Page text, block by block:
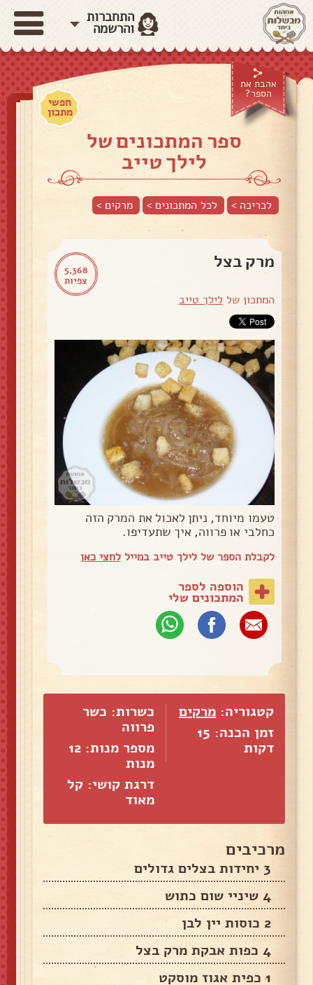
התחברות
והרשמה
אהבת את
הספר?
חפשי
מתכון
ספר המתכונים של
לילך טייב
לכריכה > לכל המתכונים > מרקים>
5,368
צפיות
מרק בצל
המתכון של לילך טייב
טעמו מיוחד, ניתן לאכול את המרק הזה
כחלבי או פרווה, איך שתעדיפו.
לקבלת הספר של לילך טייב במייללחצי כאן
הוספה לספר
המתכונים שלי
קטגוריה: מרקים
זמן הכנה: 15
דקות
כשרות: כשר
פרווה
מספר מנות: 12
מנות
דרגת קושי: קל
מאוד
מרכיבים
3 יחידות בצלים גדולים
4 שיניי שום כתוש
2 כוסות יין לבן
4 כפות אבקת מרק בצל
1 כפית אגוז מוסקט